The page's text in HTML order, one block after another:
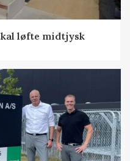
løfte midtjysk